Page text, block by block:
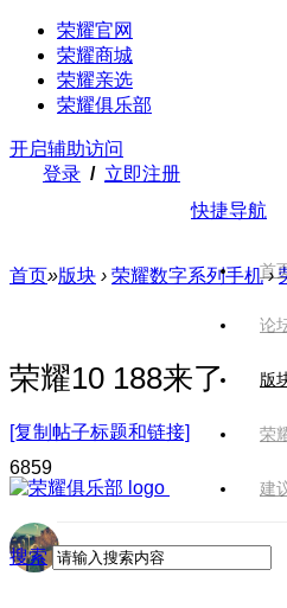
荣耀官网
荣耀商城
荣耀亲选
荣耀俱乐部
开启辅助访问
登录 / 立即注册
快捷导航
首
论
版
荣
建
搜索
首页»版块 › 荣耀数字系列手机 ›
荣耀10 188来了
[复制帖子标题和链接]
6859